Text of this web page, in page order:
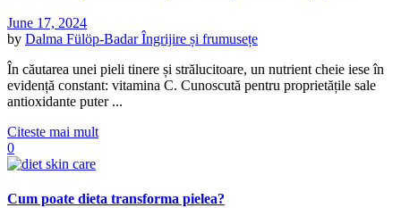
June 17, 2024
by Dalma Fülöp-BadarÎngrijire și frumusețe
În căutarea unei pieli tinere și strălucitoare, un nutrient cheie iese în
evidență constant: vitamina C. Cunoscută pentru proprietățile sale
antioxidante puter ...
Citeste mai mult
0
Cum poate dieta transforma pielea?